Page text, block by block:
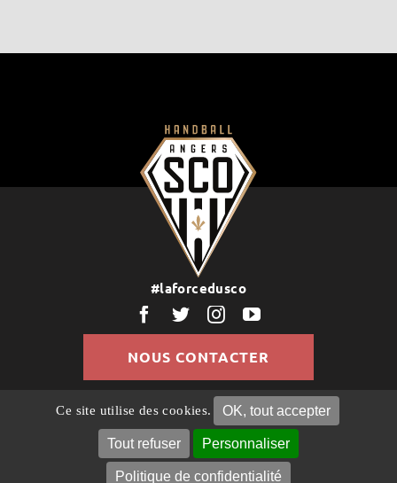
Ce site utilise des cookies. OK, tout accepter
Tout refuser Personnaliser
Politique de confidentialité
#laforcedusco
NOUS CONTACTER
© Copyright 2022 | Tous droits réservés | Politique de
Confidentialité
Mentions légales
Gestion des
cookies